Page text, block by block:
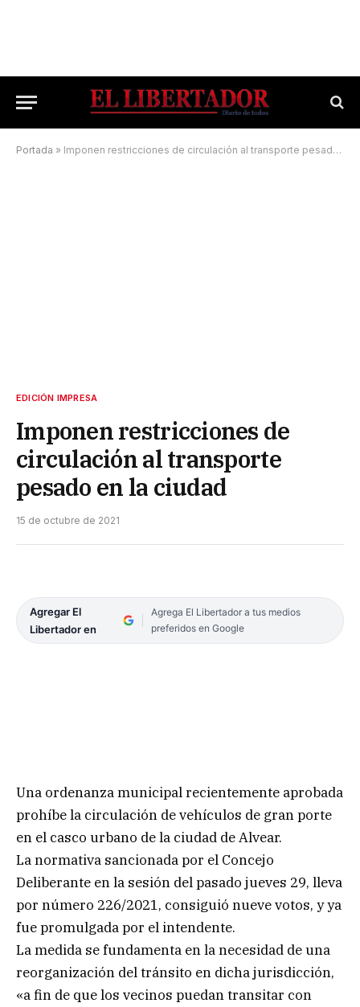
Portada » Imponen restricciones de circulación al transporte pesado en la ciudad
EDICIÓN IMPRESA
Imponen restricciones de
circulación al transporte
pesado en la ciudad
15 de octubre de 2021
Agregar El
Libertador en
Agrega El Libertador a tus medios
preferidos en Google
Una ordenanza municipal recientemente aprobada
prohíbe la circulación de vehículos de gran porte
en el casco urbano de la ciudad de Alvear.
La normativa sancionada por el Concejo
Deliberante en la sesión del pasado jueves 29, lleva
por número 226/2021, consiguió nueve votos, y ya
fue promulgada por el intendente.
La medida se fundamenta en la necesidad de una
reorganización del tránsito en dicha jurisdicción,
«a fin de que los vecinos puedan transitar con